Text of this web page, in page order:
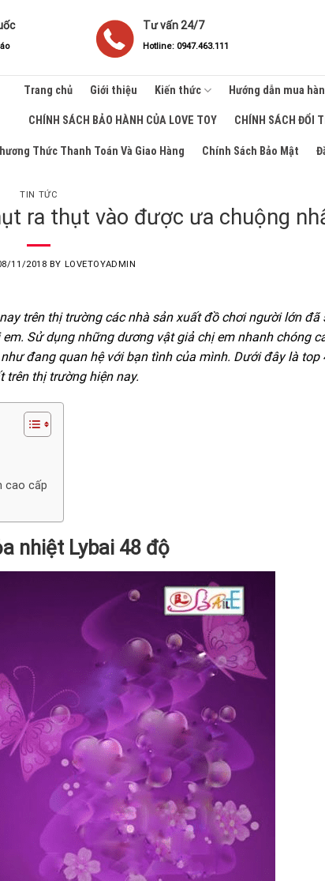
Tư vấn 24/7
Hotline: 0947.463.111
Trang chủ Giới thiệu Kiến thức Hướng dẫn mua
CHÍNH SÁCH BẢO HÀNH CỦA LOVE TOY CHÍNH SÁCH ĐỔI
Thức Thanh Toán Và Giao Hàng Chính Sách Bảo Mật
TIN TỨC
ra thụt vào được ưa chuộng
11/2018 BY LOVETOYADMIN
trên thị trường các nhà sản xuất đồ chơi người lớn đã
Sử dụng những dương vật giả chị em nhanh chóng
đang quan hệ với bạn tình của mình. Dưới đây là top
thị trường hiện nay.
cao cấp
nhiệt Lybai 48 độ